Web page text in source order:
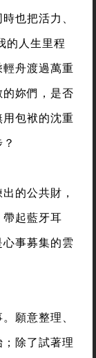
也把活力、
的人生里程
舟渡過萬重
妳們，是否
包袱的沈重
的公共財，
帶起藍牙耳
事募集的雲
願意整理、
除了試著理